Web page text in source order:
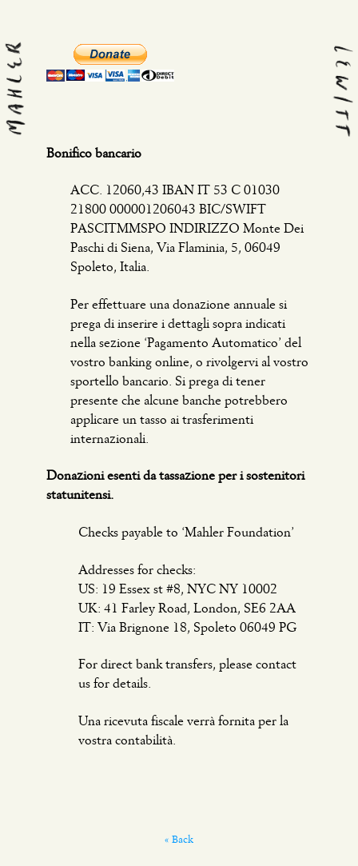
Bonifico bancario
ACC. 12060,43 IBAN IT 53 C 01030
21800 000001206043 BIC/SWIFT
PASCITMMSPO INDIRIZZO Monte Dei
Paschi di Siena, Via Flaminia, 5, 06049
Spoleto, Italia.
Per effettuare una donazione annuale si
prega di inserire i dettagli sopra indicati
nella sezione ‘Pagamento Automatico’ del
vostro banking online, o rivolgervi al vostro
sportello bancario. Si prega di tener
presente che alcune banche potrebbero
applicare un tasso ai trasferimenti
internazionali.
Donazioni esenti da tassazione per i sostenitori
statunitensi.
Checks payable to ‘Mahler Foundation’
Addresses for checks:
US: 19 Essex st #8, NYC NY 10002
UK: 41 Farley Road, London, SE6 2AA
IT: Via Brignone 18, Spoleto 06049 PG
For direct bank transfers, please contact
us for details.
Una ricevuta fiscale verrà fornita per la
vostra contabilità.
« Back